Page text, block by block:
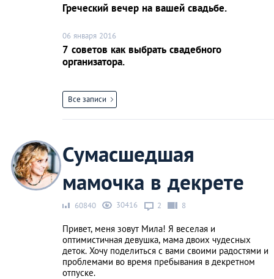
Греческий вечер на вашей свадьбе.
06 января 2016
7 советов как выбрать свадебного
организатора.
Все записи
Сумасшедшая
мамочка в декрете
60840 30416 2 8
Привет, меня зовут Мила! Я веселая и
оптимистичная девушка, мама двоих чудесных
деток. Хочу поделиться с вами своими радостями и
проблемами во время пребывания в декретном
отпуске.